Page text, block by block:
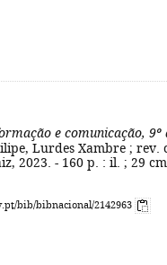
e comunicação, 9º
Lurdes Xambre ; rev.
2023. - 160 p. : il. ; 29
bib/bibnacional/2142963